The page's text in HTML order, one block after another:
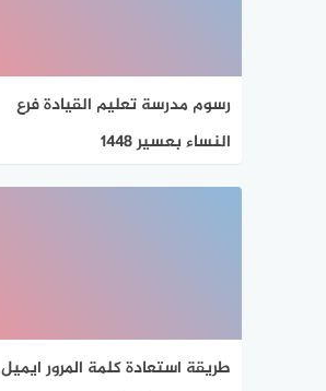
رسوم مدرسة تعليم القيادة فرع
النساء بعسير 1448
طريقة استعادة كلمة المرور ايميل